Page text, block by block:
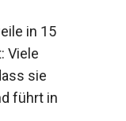
in 15
Viele
sie
führt in